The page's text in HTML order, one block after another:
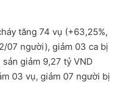
tăng 74 vụ (+63,25%,
07 người), giảm 03 ca bị
giảm 9,27 tỷ VND
03 vụ, giảm 07 người bị